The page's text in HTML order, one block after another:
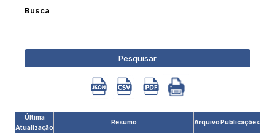
Busca
Pesquisar
Última
Atualização
Resumo ArquivoPublicações